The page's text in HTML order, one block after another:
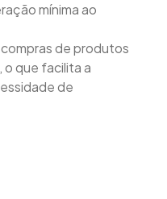
mínima ao
de produtos
que facilita a
de